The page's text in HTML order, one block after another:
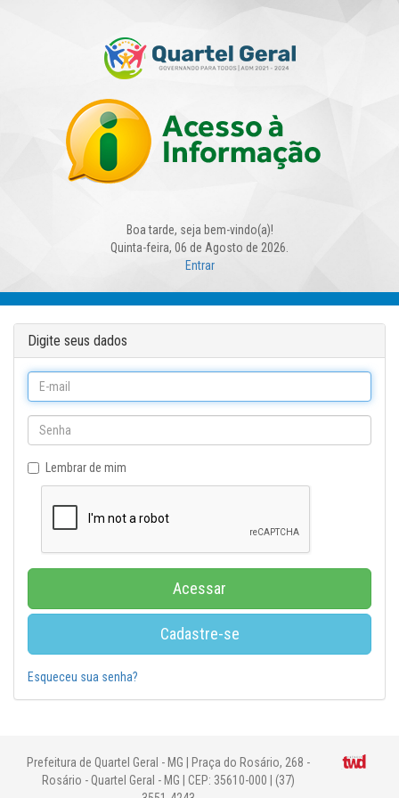
Boa tarde, seja bem-vindo(a)!
Quinta-feira, 06 de Agosto de 2026.
Entrar
Digite seus dados
Lembrar de mim
Acessar
Cadastre-se
Esqueceu sua senha?
Prefeitura de Quartel Geral - MG | Praça do Rosário, 268 -
Rosário - Quartel Geral - MG | CEP: 35610-000 | (37)